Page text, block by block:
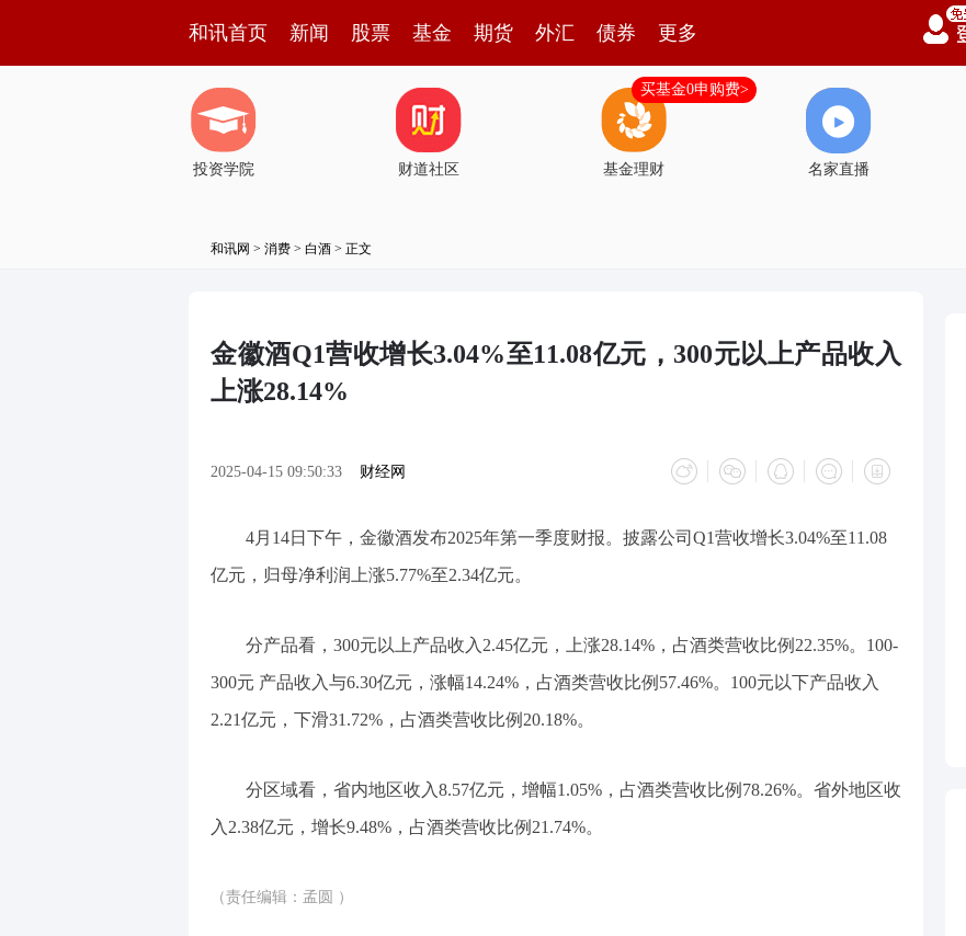
和讯首页 新闻 股票 基金 期货 外汇 债券 更多
投资学院 财道社区 基金理财
买基金0申购费>
名家直播
和讯网 > 消费 > 白酒 > 正文
金徽酒Q1营收增长3.04%至11.08亿元，300元以上产品收入
上涨28.14%
2025-04-15 09:50:33 财经网
4月14日下午，金徽酒发布2025年第一季度财报。披露公司Q1营收增长3.04%至11.08
亿元，归母净利润上涨5.77%至2.34亿元。
分产品看，300元以上产品收入2.45亿元，上涨28.14%，占酒类营收比例22.35%。100-
300元 产品收入与6.30亿元，涨幅14.24%，占酒类营收比例57.46%。100元以下产品收入
2.21亿元，下滑31.72%，占酒类营收比例20.18%。
分区域看，省内地区收入8.57亿元，增幅1.05%，占酒类营收比例78.26%。省外地区收
入2.38亿元，增长9.48%，占酒类营收比例21.74%。
（责任编辑：孟圆 ）